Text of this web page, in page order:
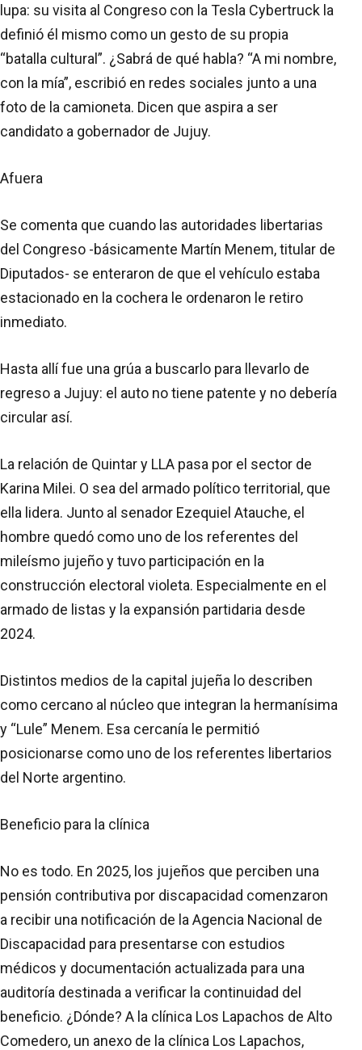
lupa: su visita al Congreso con la Tesla Cybertruck la
definió él mismo como un gesto de su propia
“batalla cultural”. ¿Sabrá de qué habla? “A mi nombre,
con la mía”, escribió en redes sociales junto a una
foto de la camioneta. Dicen que aspira a ser
candidato a gobernador de Jujuy.
Afuera
Se comenta que cuando las autoridades libertarias
del Congreso -básicamente Martín Menem, titular de
Diputados- se enteraron de que el vehículo estaba
estacionado en la cochera le ordenaron le retiro
inmediato.
Hasta allí fue una grúa a buscarlo para llevarlo de
regreso a Jujuy: el auto no tiene patente y no debería
circular así.
La relación de Quintar y LLA pasa por el sector de
Karina Milei. O sea del armado político territorial, que
ella lidera. Junto al senador Ezequiel Atauche, el
hombre quedó como uno de los referentes del
mileísmo jujeño y tuvo participación en la
construcción electoral violeta. Especialmente en el
armado de listas y la expansión partidaria desde
2024.
Distintos medios de la capital jujeña lo describen
como cercano al núcleo que integran la hermanísima
y “Lule” Menem. Esa cercanía le permitió
posicionarse como uno de los referentes libertarios
del Norte argentino.
Beneficio para la clínica
No es todo. En 2025, los jujeños que perciben una
pensión contributiva por discapacidad comenzaron
a recibir una notificación de la Agencia Nacional de
Discapacidad para presentarse con estudios
médicos y documentación actualizada para una
auditoría destinada a verificar la continuidad del
beneficio. ¿Dónde? A la clínica Los Lapachos de Alto
Comedero, un anexo de la clínica Los Lapachos,